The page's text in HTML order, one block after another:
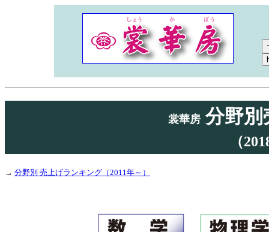
裳華房 分野
（
→ 分野別 売上げランキング（2011年～）